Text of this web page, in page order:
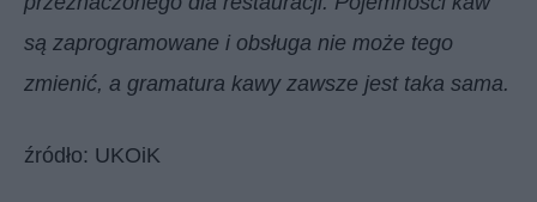
są zaprogramowane i obsługa nie może tego
zmienić, a gramatura kawy zawsze jest taka sama.
źródło: UKOiK